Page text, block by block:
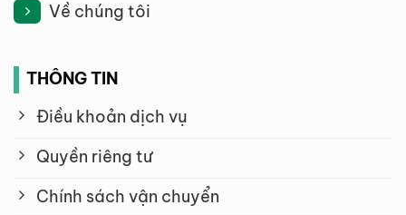
Về chúng tôi
THÔNG TIN
Điều khoản dịch vụ
Quyền riêng tư
Chính sách vận chuyển